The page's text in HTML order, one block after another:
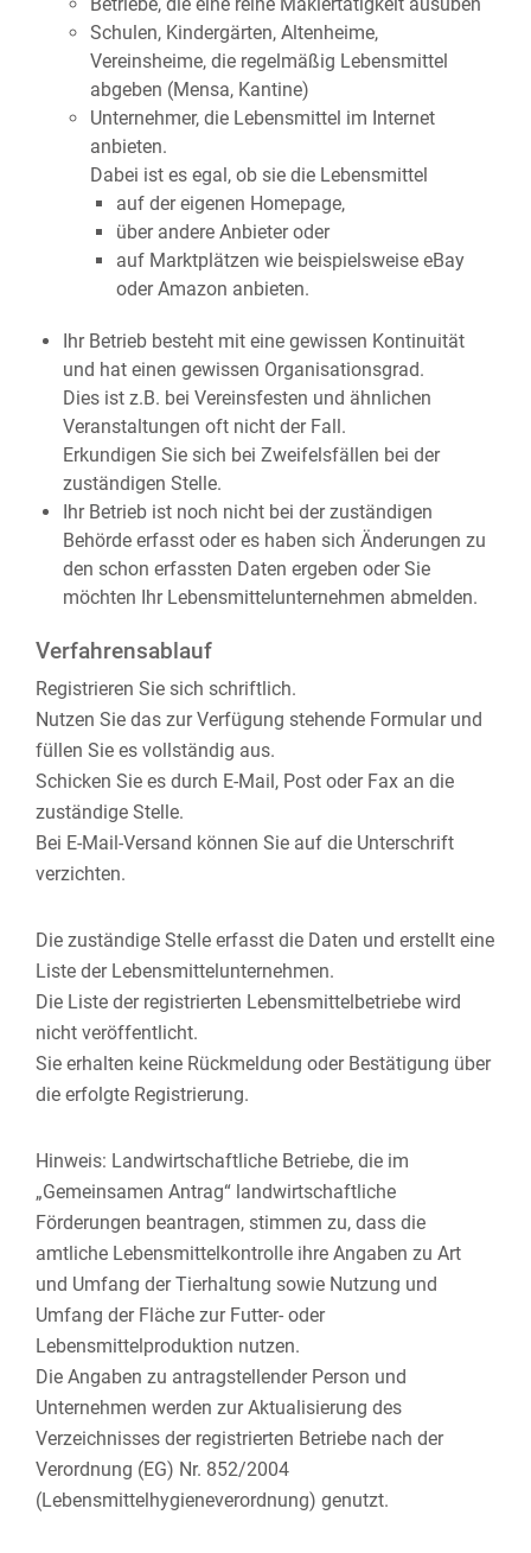
Schulen, Kindergärten, Altenheime,
Vereinsheime, die regelmäßig Lebensmittel
abgeben (Mensa, Kantine)
Unternehmer, die Lebensmittel im Internet
anbieten.
Dabei ist es egal, ob sie die Lebensmittel
auf der eigenen Homepage,
über andere Anbieter oder
auf Marktplätzen wie beispielsweise eBay
oder Amazon anbieten.
Ihr Betrieb besteht mit eine gewissen Kontinuität
und hat einen gewissen Organisationsgrad.
Dies ist z.B. bei Vereinsfesten und ähnlichen
Veranstaltungen oft nicht der Fall.
Erkundigen Sie sich bei Zweifelsfällen bei der
zuständigen Stelle.
Ihr Betrieb ist noch nicht bei der zuständigen
Behörde erfasst oder es haben sich Änderungen zu
den schon erfassten Daten ergeben oder Sie
möchten Ihr Lebensmittelunternehmen abmelden.
Verfahrensablauf
Registrieren Sie sich schriftlich.
Nutzen Sie das zur Verfügung stehende Formular und
füllen Sie es vollständig aus.
Schicken Sie es durch E-Mail, Post oder Fax an die
zuständige Stelle.
Bei E-Mail-Versand können Sie auf die Unterschrift
verzichten.
Die zuständige Stelle erfasst die Daten und erstellt eine
Liste der Lebensmittelunternehmen.
Die Liste der registrierten Lebensmittelbetriebe wird
nicht veröffentlicht.
Sie erhalten keine Rückmeldung oder Bestätigung über
die erfolgte Registrierung.
Hinweis: Landwirtschaftliche Betriebe, die im
„Gemeinsamen Antrag“ landwirtschaftliche
Förderungen beantragen, stimmen zu, dass die
amtliche Lebensmittelkontrolle ihre Angaben zu Art
und Umfang der Tierhaltung sowie Nutzung und
Umfang der Fläche zur Futter- oder
Lebensmittelproduktion nutzen.
Die Angaben zu antragstellender Person und
Unternehmen werden zur Aktualisierung des
Verzeichnisses der registrierten Betriebe nach der
Verordnung (EG) Nr. 852/2004
(Lebensmittelhygieneverordnung) genutzt.